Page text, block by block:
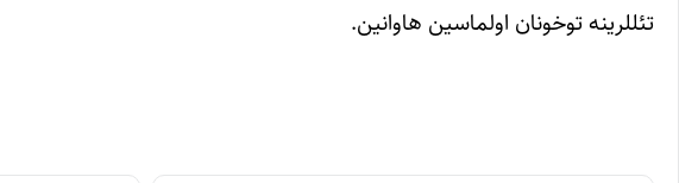
تئللرینه توخونان اولماسین هاوانین.